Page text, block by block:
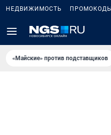
НЕДВИЖИМОСТЬ ПРОМОКОДЫ
«Майские» против подставщиков